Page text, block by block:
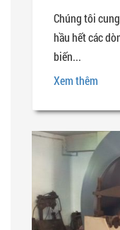
Chúng tôi
hầu hết các
biến...
Xem thêm